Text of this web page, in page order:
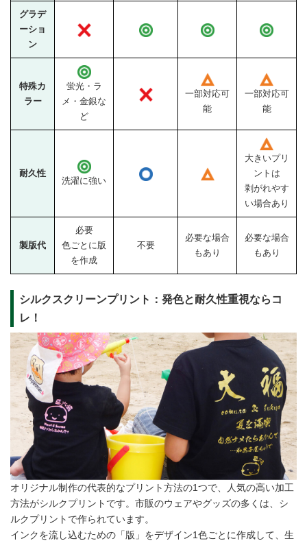
グラデ
ーショ
ン
特殊カ
ラー
蛍光・ラ
メ・金銀な
ど
一部対応可
能
一部対応可
能
耐久性
洗濯に強い
大きいプリ
ントは
剥がれやす
い場合あり
製版代
必要
色ごとに版
を作成
不要
必要な場合
もあり
必要な場合
もあり
シルクスクリーンプリント：発色と耐久性重視ならコ
レ！
オリジナル制作の代表的なプリント方法の1つで、人気の高い加工
方法がシルクプリントです。市販のウェアやグッズの多くは、シ
ルクプリントで作られています。
インクを流し込むための「版」をデザイン1色ごとに作成して、生